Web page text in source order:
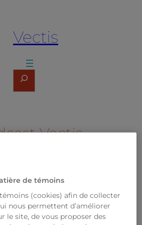
Vectis
Rechercher
Vectis
-Gabriel
Lauzon-
Payette
de témoins
(cookies) afin de collecter
nous permettent d’améliorer
le site, de vous proposer des